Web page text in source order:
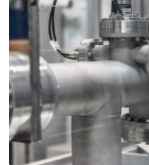
Z профиль алюминиевый
Т профиль алюминиевый
Пруток квадратный алюминиевый
Полоса алюминиевая
Пруток шестигранный алюминиевый